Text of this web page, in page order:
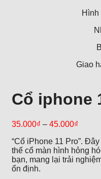
Hình
Giao
Cổ iphone
35.000₫ – 45.000₫
“Cổ iPhone 11 Pro”.
thế cổ màn hình hỏng
bạn, mang lại trải
ổn định.